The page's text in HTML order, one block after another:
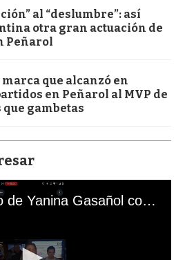
al “deslumbre”: así
otra gran actuación de
Peñarol
marca que alcanzó en
en Peñarol al MVP de
gambetas
El mal momento de Yanina Gasañol con un hincha argentino en "Subrayado"